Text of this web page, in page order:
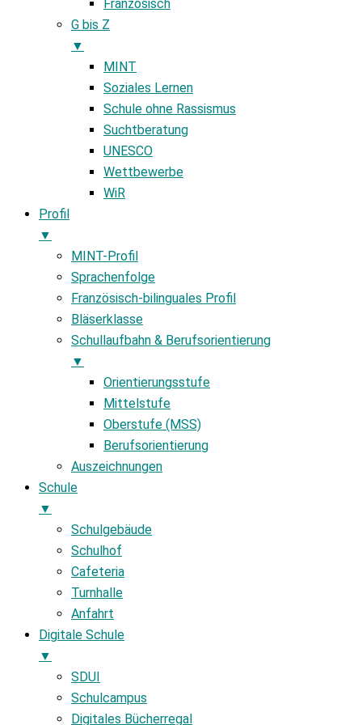
Französisch
G bis Z
▼
MINT
Soziales Lernen
Schule ohne Rassismus
Suchtberatung
UNESCO
Wettbewerbe
WiR
Profil
▼
MINT-Profil
Sprachenfolge
Französisch-bilinguales Profil
Bläserklasse
Schullaufbahn & Berufsorientierung
▼
Orientierungsstufe
Mittelstufe
Oberstufe (MSS)
Berufsorientierung
Auszeichnungen
Schule
▼
Schulgebäude
Schulhof
Cafeteria
Turnhalle
Anfahrt
Digitale Schule
▼
SDUI
Schulcampus
Digitales Bücherregal